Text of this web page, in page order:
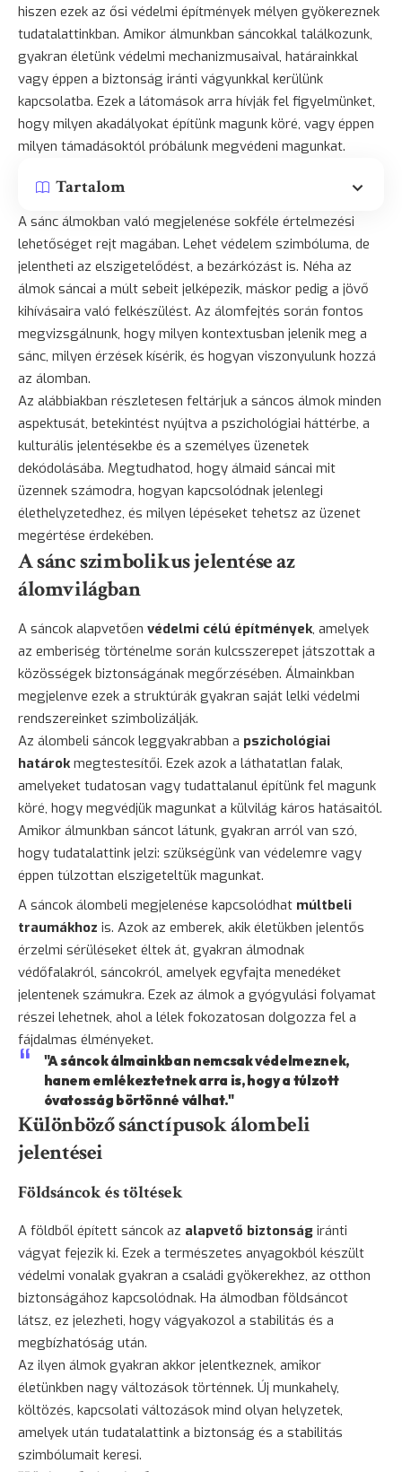
hiszen ezek az ősi védelmi építmények mélyen gyökereznek
tudatalattinkban. Amikor álmunkban sáncokkal találkozunk,
gyakran életünk védelmi mechanizmusaival, határainkkal
vagy éppen a biztonság iránti vágyunkkal kerülünk
kapcsolatba. Ezek a látomások arra hívják fel figyelmünket,
hogy milyen akadályokat építünk magunk köré, vagy éppen
milyen támadásoktól próbálunk megvédeni magunkat.
Tartalom
A sánc álmokban való megjelenése sokféle értelmezési
lehetőséget rejt magában. Lehet védelem szimbóluma, de
jelentheti az elszigetelődést, a bezárkózást is. Néha az
álmok sáncai a múlt sebeit jelképezik, máskor pedig a jövő
kihívásaira való felkészülést. Az álomfejtés során fontos
megvizsgálnunk, hogy milyen kontextusban jelenik meg a
sánc, milyen érzések kísérik, és hogyan viszonyulunk hozzá
az álomban.
Az alábbiakban részletesen feltárjuk a sáncos álmok minden
aspektusát, betekintést nyújtva a pszichológiai háttérbe, a
kulturális jelentésekbe és a személyes üzenetek
dekódolásába. Megtudhatod, hogy álmaid sáncai mit
üzennek számodra, hogyan kapcsolódnak jelenlegi
élethelyzetedhez, és milyen lépéseket tehetsz az üzenet
megértése érdekében.
A sánc szimbolikus jelentése az
álomvilágban
A sáncok alapvetően védelmi célú építmények, amelyek
az emberiség történelme során kulcsszerepet játszottak a
közösségek biztonságának megőrzésében. Álmainkban
megjelenve ezek a struktúrák gyakran saját lelki védelmi
rendszereinket szimbolizálják.
Az álombeli sáncok leggyakrabban a pszichológiai
határokmegtestesítői. Ezek azok a láthatatlan falak,
amelyeket tudatosan vagy tudattalanul építünk fel magunk
köré, hogy megvédjük magunkat a külvilág káros hatásaitól.
Amikor álmunkban sáncot látunk, gyakran arról van szó,
hogy tudatalattink jelzi: szükségünk van védelemre vagy
éppen túlzottan elszigeteltük magunkat.
A sáncok álombeli megjelenése kapcsolódhat múltbeli
traumákhoz is. Azok az emberek, akik életükben jelentős
érzelmi sérüléseket éltek át, gyakran álmodnak
védőfalakról, sáncokról, amelyek egyfajta menedéket
jelentenek számukra. Ezek az álmok a gyógyulási folyamat
részei lehetnek, ahol a lélek fokozatosan dolgozza fel a
fájdalmas élményeket.
"A sáncok álmainkban nemcsak védelmeznek,
hanem emlékeztetnek arra is, hogy a túlzott
óvatosság börtönné válhat."
Különböző sánctípusok álombeli
jelentései
Földsáncok és töltések
A földből épített sáncok az alapvető biztonság iránti
vágyat fejezik ki. Ezek a természetes anyagokból készült
védelmi vonalak gyakran a családi gyökerekhez, az otthon
biztonságához kapcsolódnak. Ha álmodban földsáncot
látsz, ez jelezheti, hogy vágyakozol a stabilitás és a
megbízhatóság után.
Az ilyen álmok gyakran akkor jelentkeznek, amikor
életünkben nagy változások történnek. Új munkahely,
költözés, kapcsolati változások mind olyan helyzetek,
amelyek után tudatalattink a biztonság és a stabilitás
szimbólumait keresi.